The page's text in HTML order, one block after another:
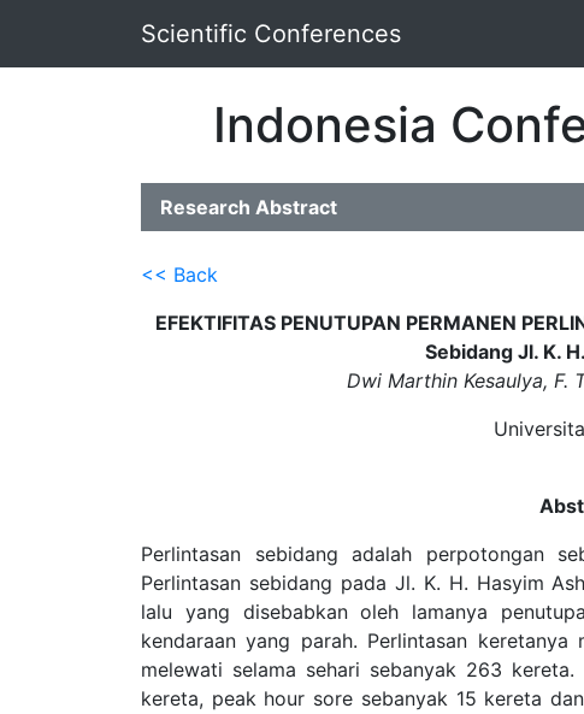
Scientific Conferences
Indonesia
Research Abstract
<< Back
EFEKTIFITAS PENUTUPAN PERMANEN
Sebidang Jl. K.
Dwi Marthin Kesaulya, F.
Perlintasan sebidang adalah perpotongan
Perlintasan sebidang pada Jl. K. H. Hasyim
lalu yang disebabkan oleh lamanya
kendaraan yang parah. Perlintasan
melewati selama sehari sebanyak 263
kereta, peak hour sore sebanyak 15 kereta